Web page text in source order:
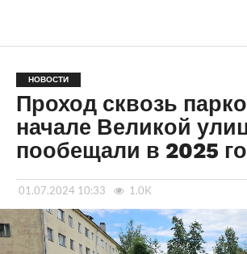
НОВОСТИ
Проход сквозь
начале Великой
пообещали в 2025
01.07.2024 10:33 1.0K